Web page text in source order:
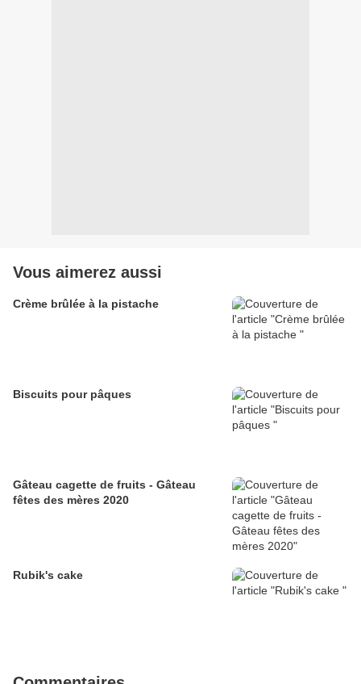
Vous aimerez aussi
Crème brûlée à la pistache
Biscuits pour pâques
Gâteau cagette de fruits - Gâteau
fêtes des mères 2020
Rubik's cake